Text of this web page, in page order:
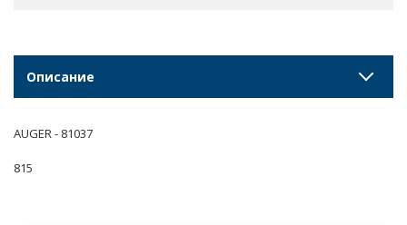
Описание
AUGER - 81037
815